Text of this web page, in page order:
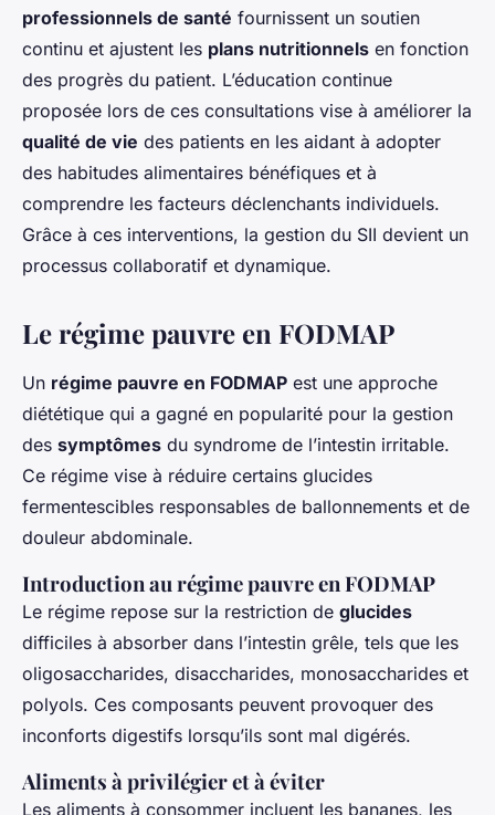
professionnels de santé fournissent un soutien
continu et ajustent les plans nutritionnels en fonction
des progrès du patient. L’éducation continue
proposée lors de ces consultations vise à améliorer la
qualité de vie des patients en les aidant à adopter
des habitudes alimentaires bénéfiques et à
comprendre les facteurs déclenchants individuels.
Grâce à ces interventions, la gestion du SII devient un
processus collaboratif et dynamique.
Le régime pauvre en FODMAP
Un régime pauvre en FODMAP est une approche
diététique qui a gagné en popularité pour la gestion
des symptômes du syndrome de l’intestin irritable.
Ce régime vise à réduire certains glucides
fermentescibles responsables de ballonnements et de
douleur abdominale.
Introduction au régime pauvre en FODMAP
Le régime repose sur la restriction de glucides
difficiles à absorber dans l’intestin grêle, tels que les
oligosaccharides, disaccharides, monosaccharides et
polyols. Ces composants peuvent provoquer des
inconforts digestifs lorsqu’ils sont mal digérés.
Aliments à privilégier et à éviter
Les aliments à consommer incluent les bananes, les